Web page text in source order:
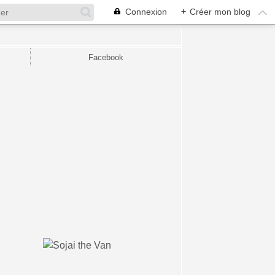
Connexion + Créer mon blog
Facebook